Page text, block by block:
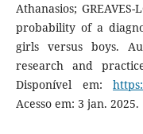
Athanasios;
probability of a
girls versus boys.
research and
Disponível em:
Acesso em: 3 jan. 2025.